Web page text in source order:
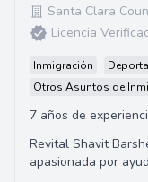
Santa Clara
Licencia
Inmigración
Otros Asuntos de
7 años de
Revital Shavit
apasionada por